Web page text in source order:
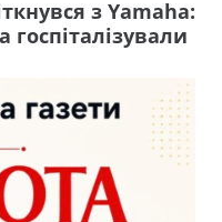
з Yamaha:
госпіталізували